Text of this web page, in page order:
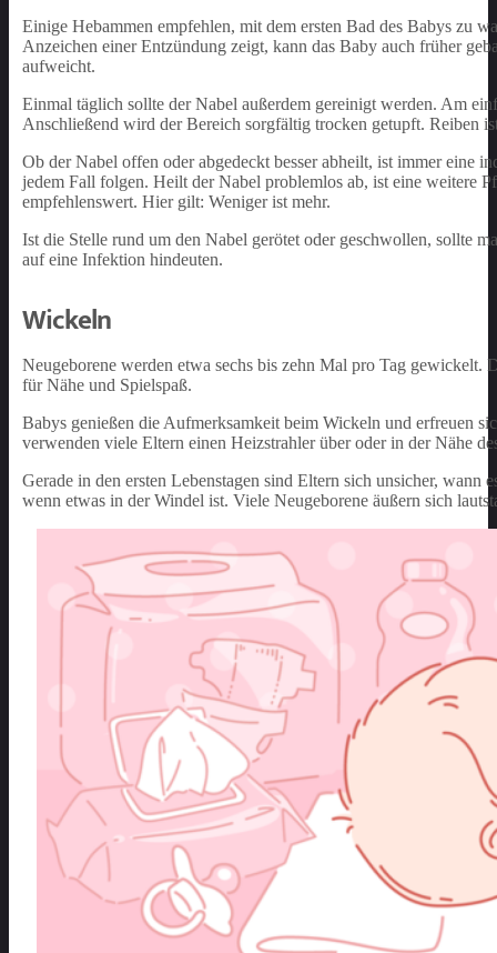
Einige Hebammen empfehlen, mit dem ersten Bad des Babys zu
Anzeichen einer Entzündung zeigt, kann das Baby auch früher
aufweicht.
Einmal täglich sollte der Nabel außerdem gereinigt werden. Am
Anschließend wird der Bereich sorgfältig trocken getupft. Reiben
Ob der Nabel offen oder abgedeckt besser abheilt, ist immer eine
jedem Fall folgen. Heilt der Nabel problemlos ab, ist eine weitere
empfehlenswert. Hier gilt: Weniger ist mehr.
Ist die Stelle rund um den Nabel gerötet oder geschwollen, sollte
auf eine Infektion hindeuten.
Wickeln
Neugeborene werden etwa sechs bis zehn Mal pro Tag
für Nähe und Spielspaß.
Babys genießen die Aufmerksamkeit beim Wickeln und erfreuen
verwenden viele Eltern einen Heizstrahler über oder in der Nähe
Gerade in den ersten Lebenstagen sind Eltern sich unsicher,
wenn etwas in der Windel ist. Viele Neugeborene äußern sich